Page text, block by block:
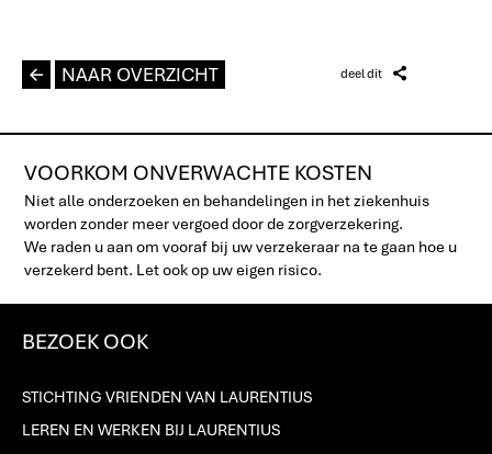
deel dit Z
L NAAR OVERZICHT
VOORKOM ONVERWACHTE KOSTEN
Niet alle onderzoeken en behandelingen in het ziekenhuis
worden zonder meer vergoed door de zorgverzekering.
We raden u aan om vooraf bij uw verzekeraar na te gaan hoe u
verzekerd bent. Let ook op uw eigen risico.
BEZOEK OOK
STICHTING VRIENDEN VAN LAURENTIUS
LEREN EN WERKEN BIJ LAURENTIUS